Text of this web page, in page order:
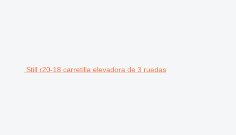
Still r20-18 carretilla elevadora de 3 ruedas